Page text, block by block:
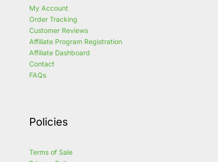
My Account
Order Tracking
Customer Reviews
Affiliate Program Registration
Affiliate Dashboard
Contact
FAQs
Policies
Terms of Sale